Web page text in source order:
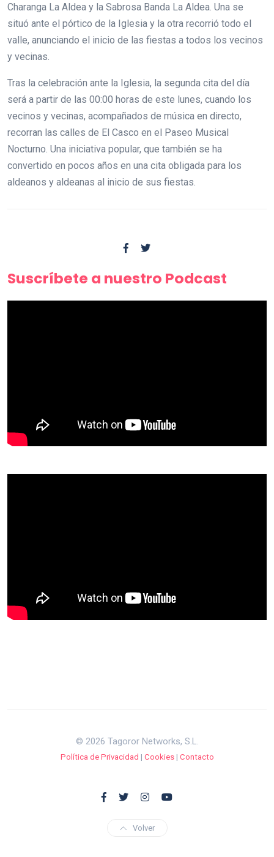
Charanga La Aldea y la Sabrosa Banda La Aldea. Una se
situó ante el pórtico de la Iglesia y la otra recorrió todo el
valle, anunciando el inicio de las fiestas a todos los vecinos
y vecinas.
Tras la celebración ante la Iglesia, la segunda cita del día
será a partir de las 00:00 horas de este lunes, cuando los
vecinos y vecinas, acompañados de música en directo,
recorran las calles de El Casco en el Paseo Musical
Nocturno. Una iniciativa popular, que también se ha
convertido en pocos años en una cita obligada para los
aldeanos y aldeanas al inicio de sus fiestas.
Suscríbete a nuestro Podcast
© 2026 Tagoror Networks, S.L.
Política de Privacidad | Cookies| Contacto
Volver